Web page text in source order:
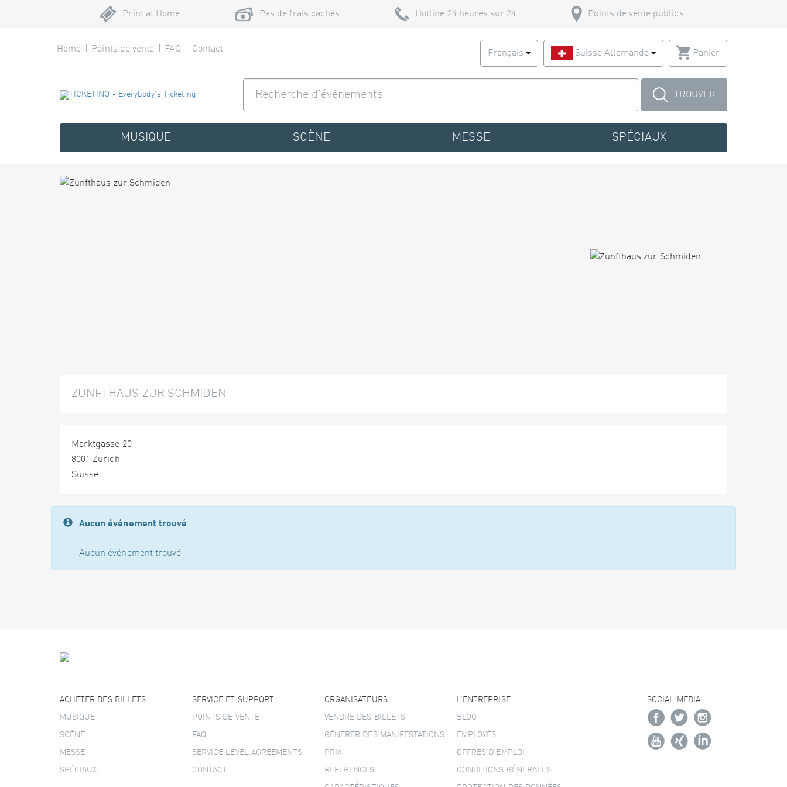
Print at Home Pas de frais cachés Hotline 24 heures sur 24 Points de vente publics
Home Points de vente FAQ Contact Français Suisse Allemande Panier
TROUVER
MUSIQUE SCÈNE MESSE SPÉCIAUX
ZUNFTHAUS ZUR SCHMIDEN
Marktgasse 20
8001 Zürich
Suisse
Aucun événement trouvé
Aucun événement trouvé
ACHETER DES BILLETS
MUSIQUE
SCÈNE
MESSE
SPÉCIAUX
SERVICE ET SUPPORT
POINTS DE VENTE
FAQ
SERVICE LEVEL AGREEMENTS
CONTACT
ORGANISATEURS
VENDRE DES BILLETS
GÉNERER DES MANIFESTATIONS
PRIX
REFERENCES
L’ENTREPRISE
BLOG
EMPLOYÉS
OFFRES D’EMPLOI
CONDITIONS GÉNÉRALES
SOCIAL MEDIA